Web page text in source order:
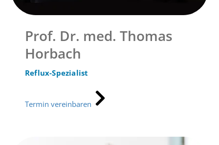
Prof. Dr. med. Thomas
Horbach
Reflux-Spezialist
Termin vereinbaren